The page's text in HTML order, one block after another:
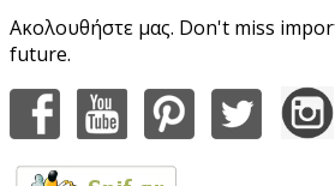
Ακολουθήστε μας. Don't miss
future.